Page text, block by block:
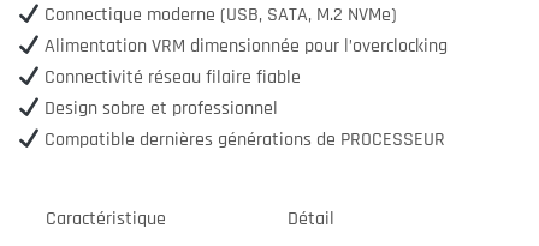
Connectique moderne (USB, SATA, M.2 NVMe)
Alimentation VRM dimensionnée pour l’overclocking
Connectivité réseau filaire fiable
Design sobre et professionnel
Compatible dernières générations de PROCESSEUR
Caractéristique Détail